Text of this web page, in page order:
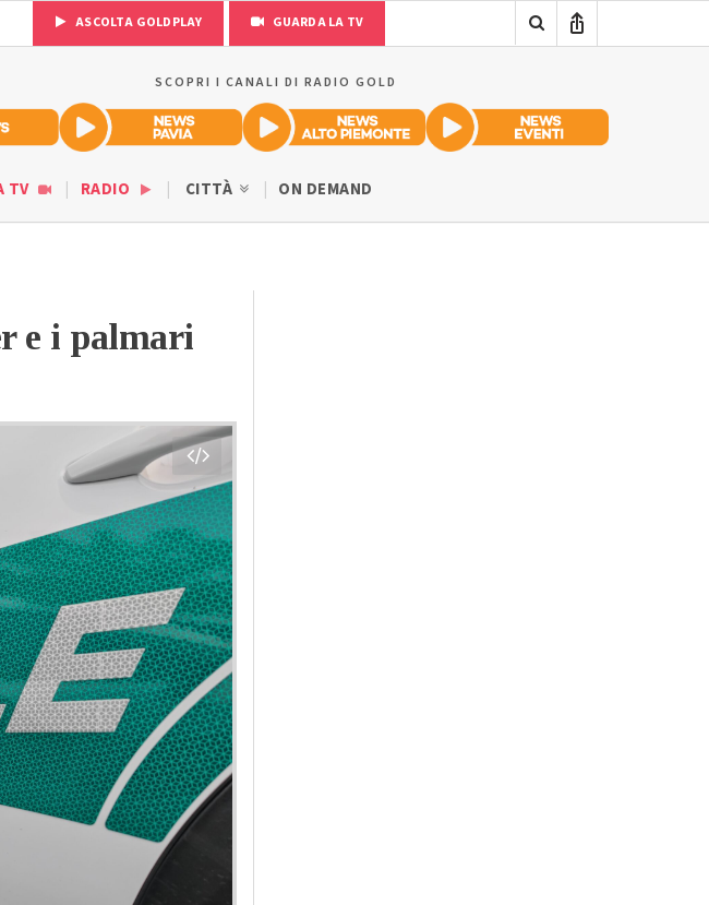
ASCOLTA GOLDPLAY GUARDA LA TV
SCOPRI I CANALI DI RADIO GOLD
TV RADIO CITTÀ ON DEMAND
e i palmari